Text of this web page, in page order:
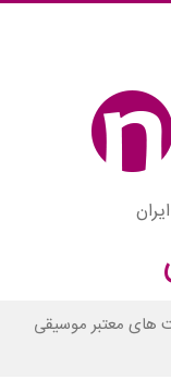
معتبر موسیقی